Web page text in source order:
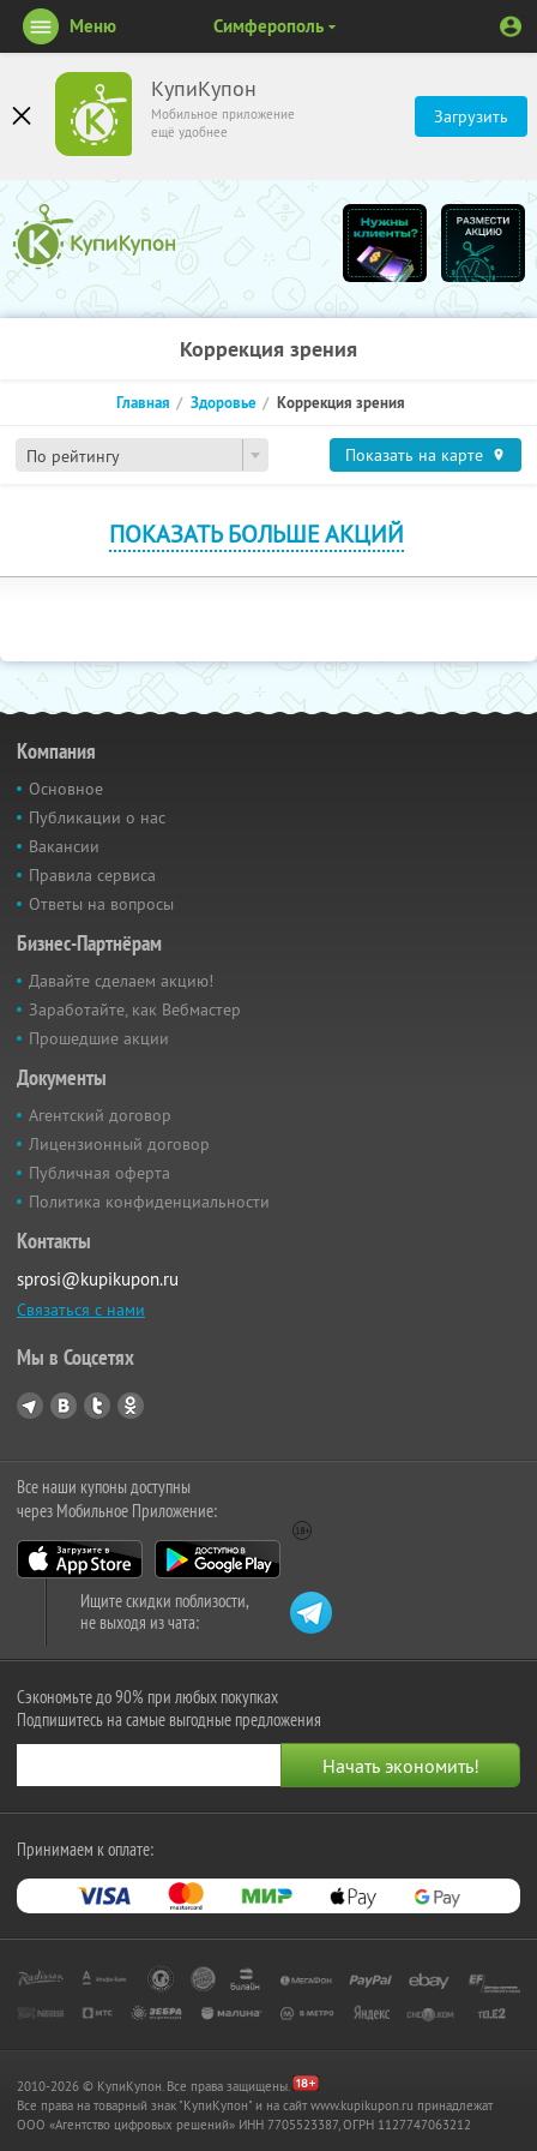
КупиКупон
Мобильное приложение
ещё удобнее
Загрузить
Меню Симферополь
Коррекция зрения
По рейтингу
Главная Здоровье Коррекция зрения
Показать на карте
ПОКАЗАТЬ БОЛЬШЕ АКЦИЙ
Компания
Основное
Публикации о нас
Вакансии
Правила сервиса
Ответы на вопросы
Бизнес-Партнёрам
Давайте сделаем акцию!
Заработайте, как Вебмастер
Прошедшие акции
Документы
Агентский договор
Лицензионный договор
Публичная оферта
Политика конфиденциальности
Контакты
sprosi@kupikupon.ru
Связаться с нами
Мы в Соцсетях
Все наши купоны доступны
через Мобильное Приложение:
Ищите скидки поблизости,
не выходя из чата:
Сэкономьте до 90% при любых покупках
Подпишитесь на самые выгодные предложения
Принимаем к оплате:
2010-2026 © КупиКупон. Все права защищены.
Все права на товарный знак "КупиКупон" и на сайт www.kupikupon.ru принадлежат
OOO «Агентство цифровых решений» ИНН 7705523387, ОГРН 1127747063212